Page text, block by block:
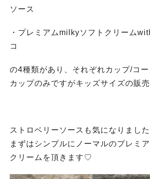
ソース
・プレミアムmilkyソフトクリーム
コ
の4種類があり、それぞれカップ/コー
カップのみですがキッズサイズの販売
ストロベリーソースも気になりました
まずはシンプルにノーマルのプレミ
クリームを頂きます♡